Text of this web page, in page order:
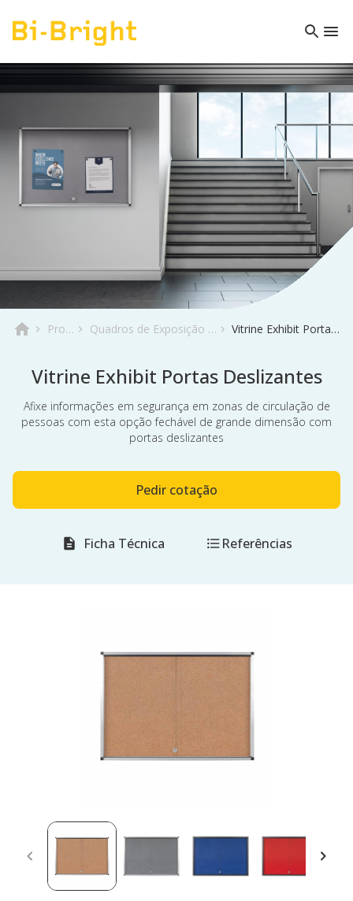
Produto Quadros de Exposição & Informativos Vitrine Exhibit Portas Deslizantes
Vitrine Exhibit Portas Deslizantes
Afixe informações em segurança em zonas de circulação de
pessoas com esta opção fechável de grande dimensão com
portas deslizantes
Pedir cotação
Ficha Técnica Referências